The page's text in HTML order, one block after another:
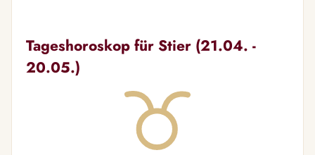
Tageshoroskop für Stier (21.04. -
20.05.)